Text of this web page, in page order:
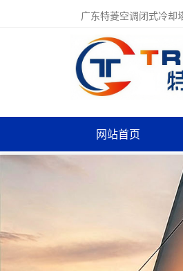
广东特菱空调闭式冷却
网站首页